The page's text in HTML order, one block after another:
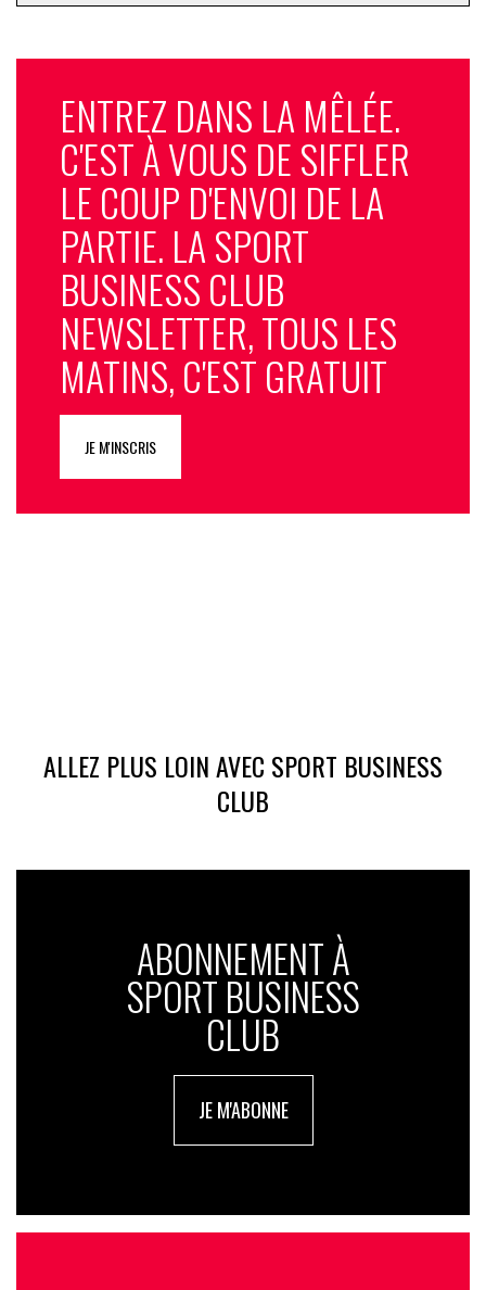
ENTREZ DANS LA MÊLÉE.
C'EST À VOUS DE SIFFLER
LE COUP D'ENVOI DE LA
PARTIE. LA SPORT
BUSINESS CLUB
NEWSLETTER, TOUS LES
MATINS, C'EST GRATUIT
JE M'INSCRIS
ALLEZ PLUS LOIN AVEC SPORT BUSINESS
CLUB
ABONNEMENT À
SPORT BUSINESS
CLUB
JE M'ABONNE